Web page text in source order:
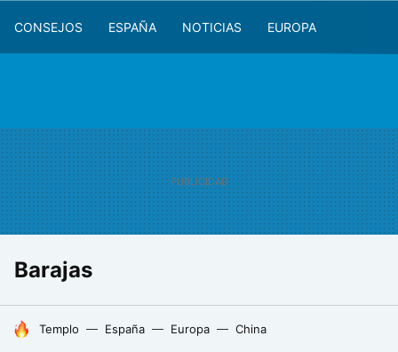
CONSEJOS ESPAÑA NOTICIAS EUROPA
Barajas
HOY SE HABLA DE
Templo España Europa China